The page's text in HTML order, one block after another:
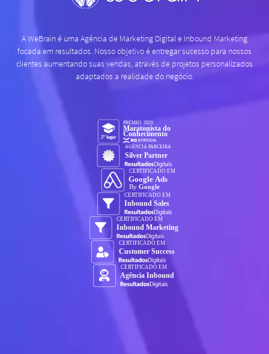
A WeBrain é uma Agência de Marketing Digital e Inbound Marketing
focada em resultados. Nosso objetivo é entregar sucesso para nossos
clientes aumentando suas vendas, através de projetos personalizados
adaptados a realidade do negócio.